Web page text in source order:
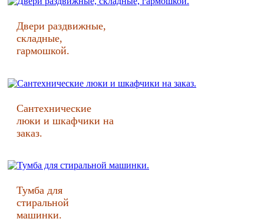
Двери раздвижные,
складные,
гармошкой.
Сантехнические
люки и шкафчики на
заказ.
Тумба для
стиральной
машинки.